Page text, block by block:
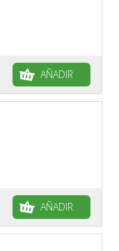
AÑADIR
AÑADIR